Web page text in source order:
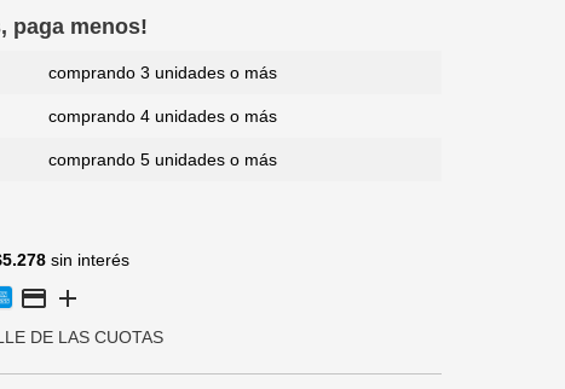
paga menos!
comprando 3 unidades o más
comprando 4 unidades o más
comprando 5 unidades o más
sin interés
DE LAS CUOTAS